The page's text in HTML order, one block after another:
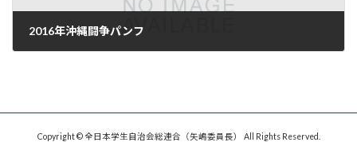
2016年沖縄闘争パンフ
Copyright © 全日本学生自治会総連合（矢嶋委員長） All Rights Reserved.